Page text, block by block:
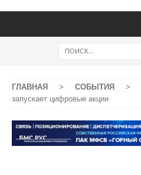
ГЛАВНАЯ > СОБЫТИЯ >
запускает цифровые акции